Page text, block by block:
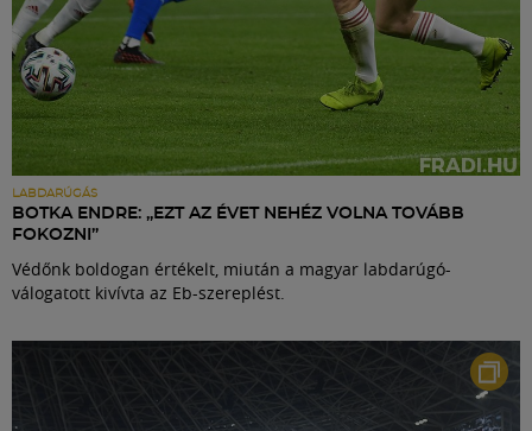
LABDARÚGÁS
BOTKA ENDRE: „EZT AZ ÉVET NEHÉZ VOLNA TOVÁBB
FOKOZNI”
Védőnk boldogan értékelt, miután a magyar labdarúgó-
válogatott kivívta az Eb-szereplést.